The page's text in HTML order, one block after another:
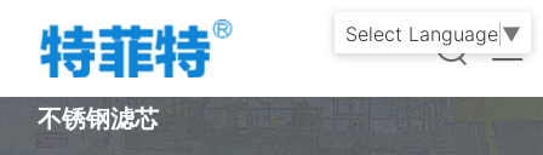
PRODUCT
不锈钢滤芯
Select Language ▼